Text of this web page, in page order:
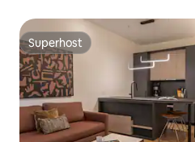
Superhost
Superhost